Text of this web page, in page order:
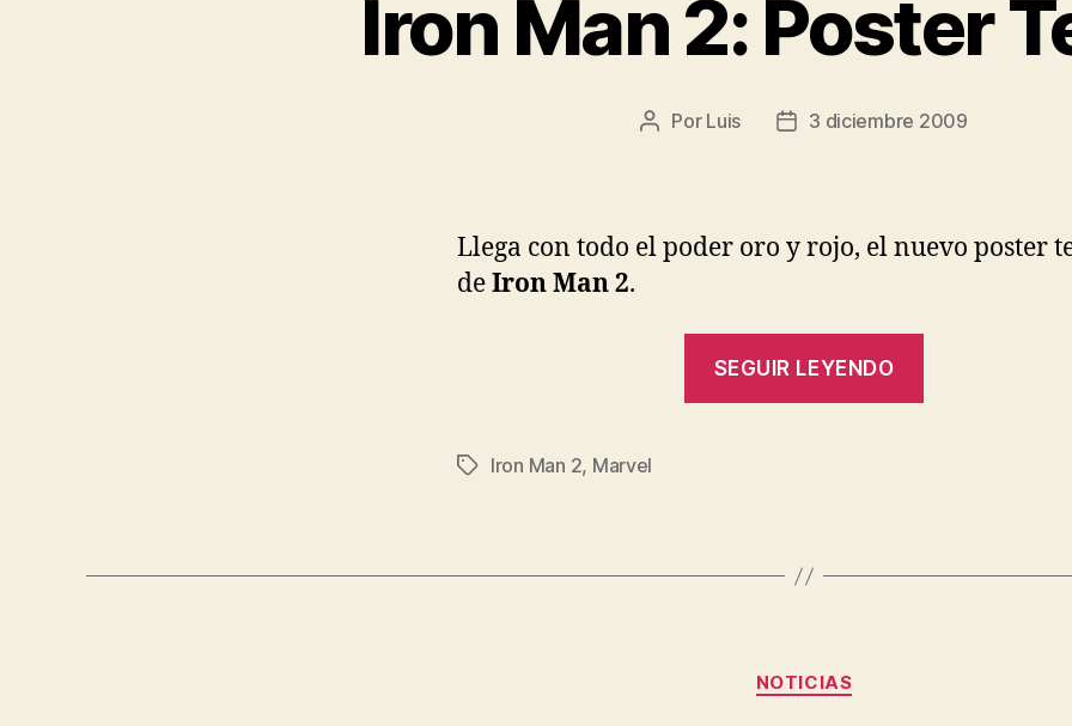
Iron Man 2: Poster
Autor
Por Luis
Fecha3 diciembre 2009
Llega con todo el poder oro y rojo, el nuevo poster
deIron Man 2.
SEGUIR LEYENDO
Etiquetas
Iron Man 2, Marvel
Categorías
NOTICIAS